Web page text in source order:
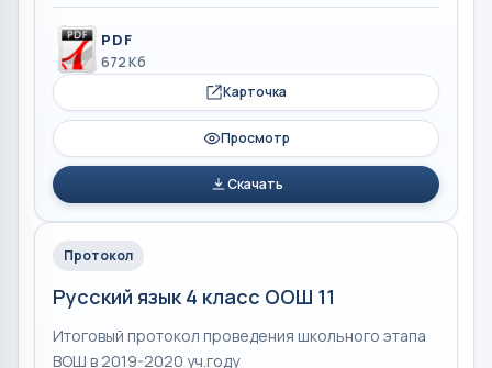
PDF
672 Кб
Карточка
Просмотр
Скачать
Протокол
Русский язык 4 класс ООШ 11
Итоговый протокол проведения школьного этапа
ВОШ в 2019-2020 уч.году